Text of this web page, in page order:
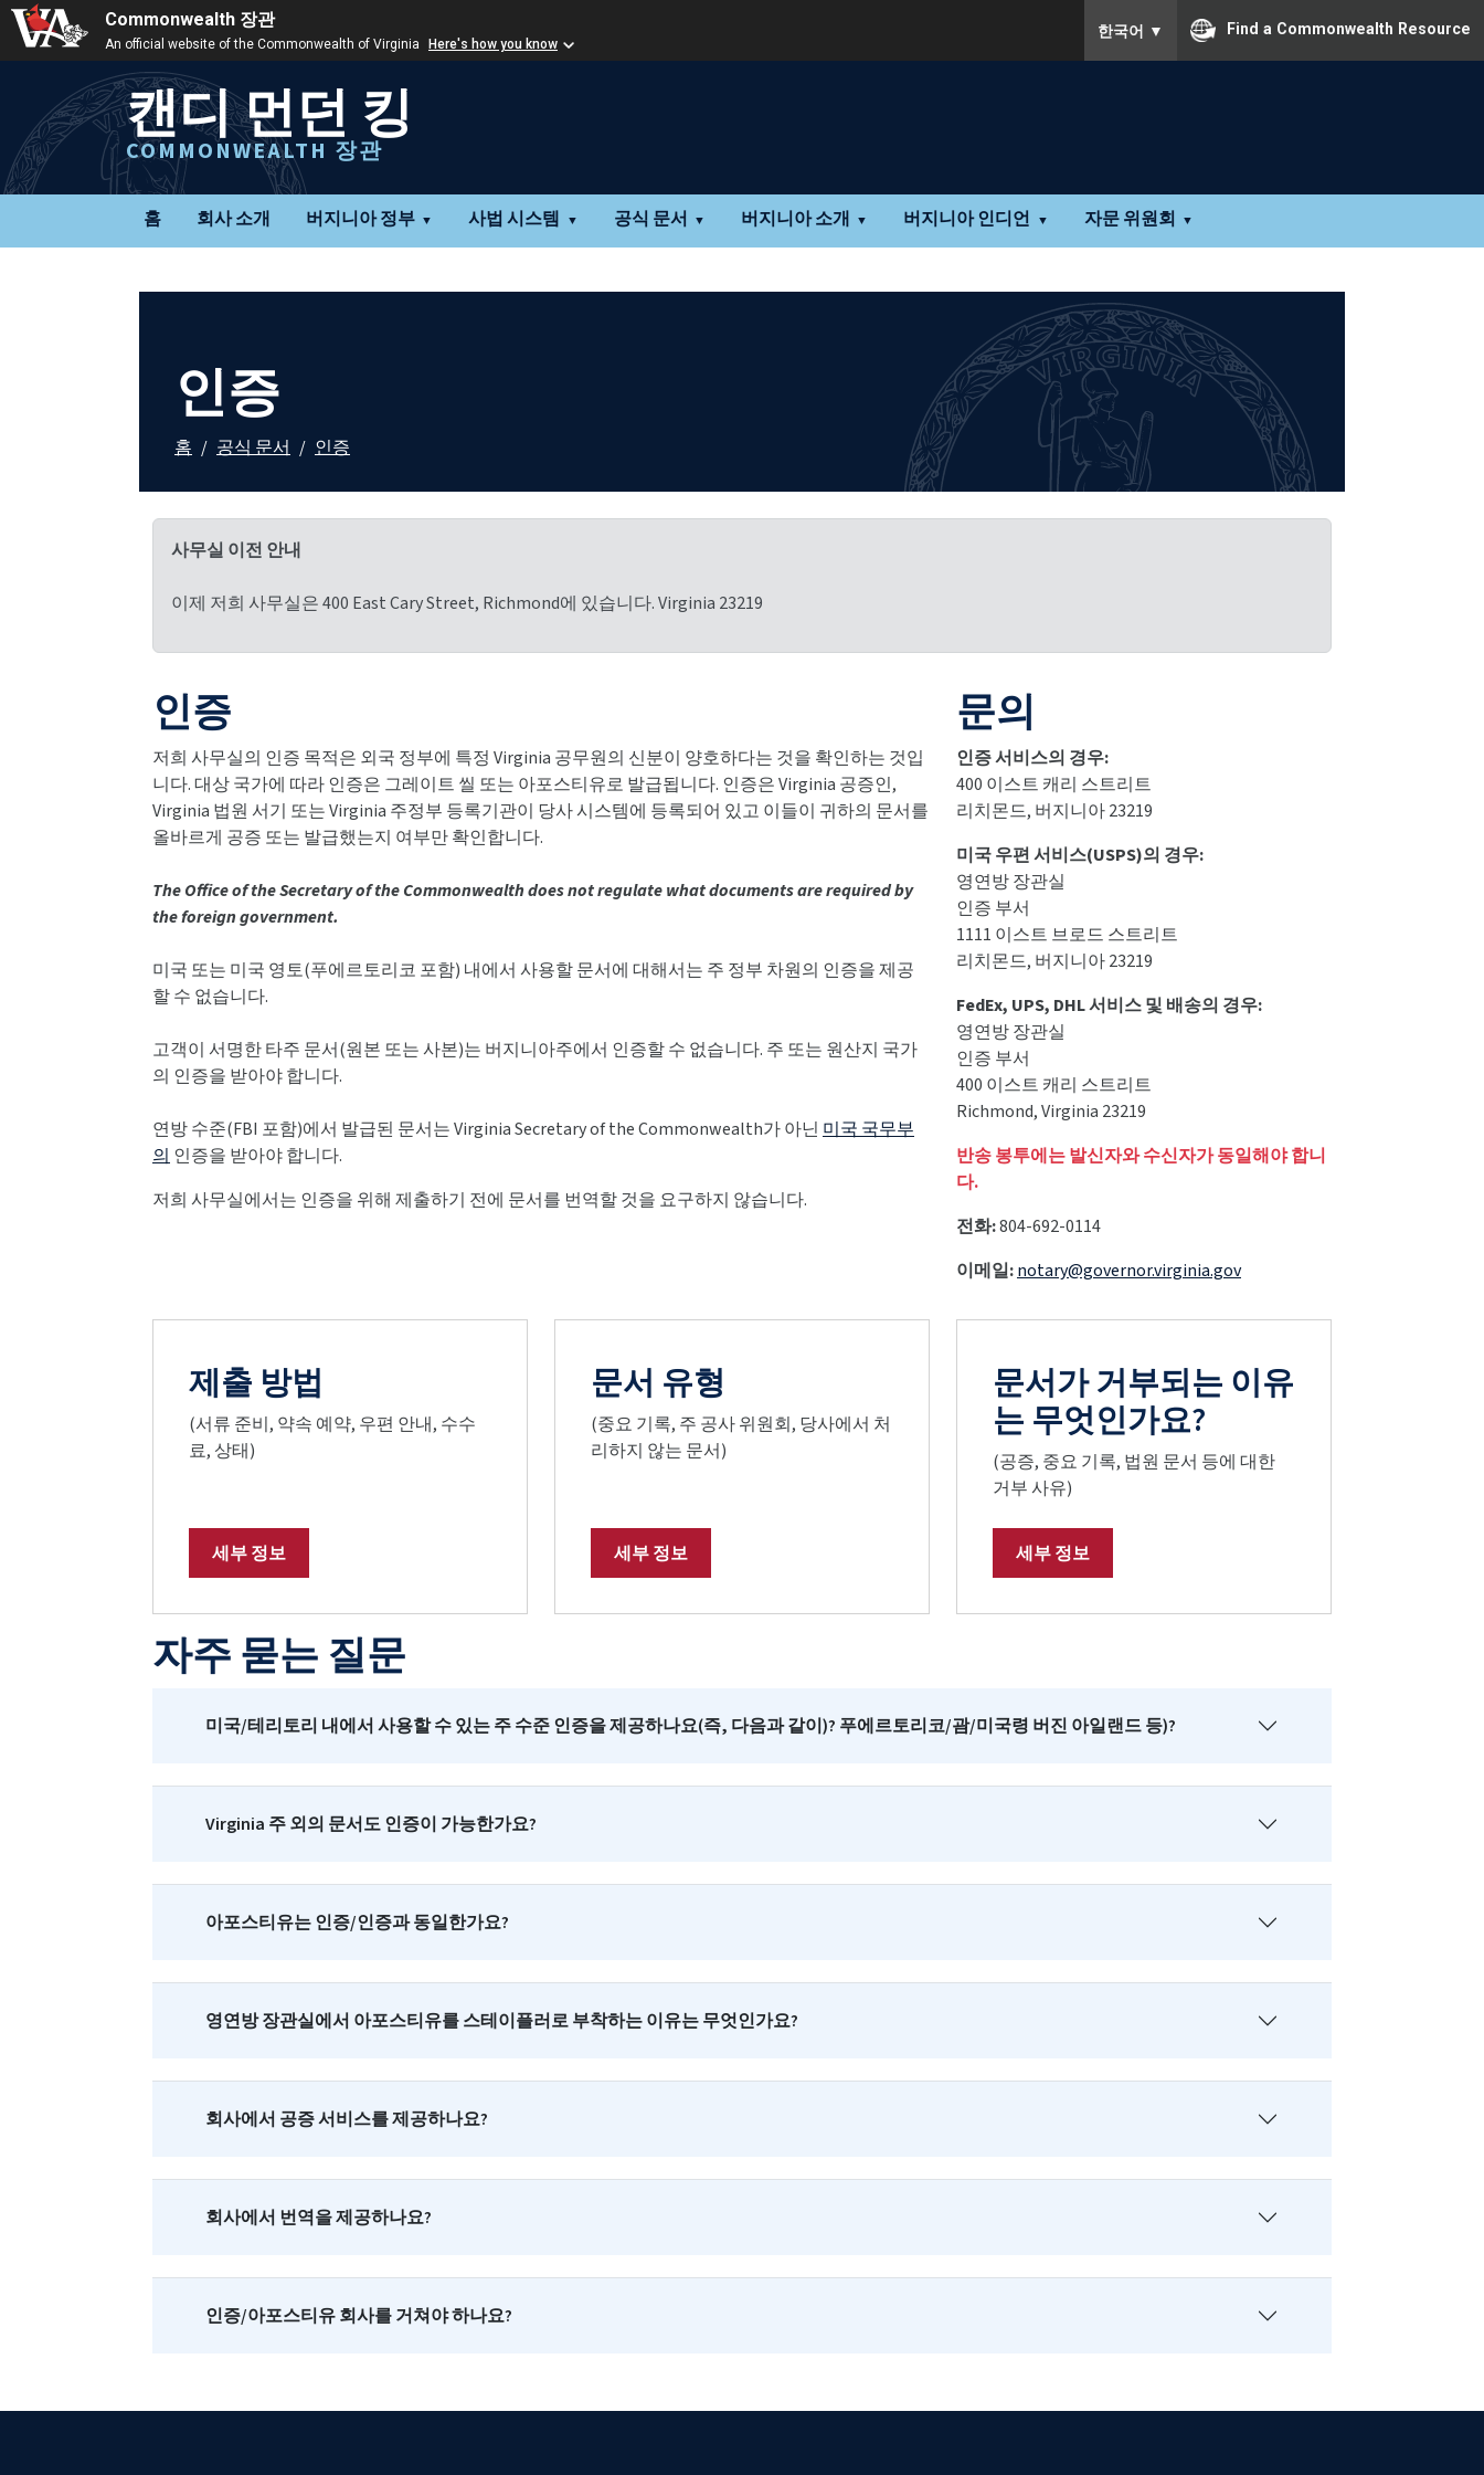
Commonwealth 장관
An official website of the Commonwealth of Virginia Here's how you know
한국어 ▼ Find a Commonwealth Resource
캔디 먼던 킹
COMMONWEALTH 장관
홈 회사 소개 버지니아 정부 사법 시스템 공식 문서 버지니아 소개 버지니아 인디언 자문 위원회
인증
홈 / 공식 문서 / 인증
사무실 이전 안내
이제 저희 사무실은 400 East Cary Street, Richmond에 있습니다. Virginia 23219
인증
저희 사무실의 인증 목적은 외국 정부에 특정 Virginia 공무원의 신분이 양호하다는 것을 확인하는 것입
니다. 대상 국가에 따라 인증은 그레이트 씰 또는 아포스티유로 발급됩니다. 인증은 Virginia 공증인,
Virginia 법원 서기 또는 Virginia 주정부 등록기관이 당사 시스템에 등록되어 있고 이들이 귀하의 문서를
올바르게 공증 또는 발급했는지 여부만 확인합니다.
The Office of the Secretary of the Commonwealth does not regulate what documents are required by
the foreign government.
미국 또는 미국 영토(푸에르토리코 포함) 내에서 사용할 문서에 대해서는 주 정부 차원의 인증을 제공
할 수 없습니다.
고객이 서명한 타주 문서(원본 또는 사본)는 버지니아주에서 인증할 수 없습니다. 주 또는 원산지 국가
의 인증을 받아야 합니다.
연방 수준(FBI 포함)에서 발급된 문서는 Virginia Secretary of the Commonwealth가 아닌 미국 국무부
의 인증을 받아야 합니다.
저희 사무실에서는 인증을 위해 제출하기 전에 문서를 번역할 것을 요구하지 않습니다.
문의
인증 서비스의 경우:
400 이스트 캐리 스트리트
리치몬드, 버지니아 23219
미국 우편 서비스(USPS)의 경우:
영연방 장관실
인증 부서
1111 이스트 브로드 스트리트
리치몬드, 버지니아 23219
FedEx, UPS, DHL 서비스 및 배송의 경우:
영연방 장관실
인증 부서
400 이스트 캐리 스트리트
Richmond, Virginia 23219
반송 봉투에는 발신자와 수신자가 동일해야 합니
다.
전화:804-692-0114
이메일:notary@governor.virginia.gov
제출 방법
(서류 준비, 약속 예약, 우편 안내, 수수
료, 상태)
세부 정보
문서 유형
(중요 기록, 주 공사 위원회, 당사에서 처
리하지 않는 문서)
세부 정보
문서가 거부되는 이유
는 무엇인가요?
(공증, 중요 기록, 법원 문서 등에 대한
거부 사유)
세부 정보
자주 묻는 질문
미국/테리토리 내에서 사용할 수 있는 주 수준 인증을 제공하나요(즉, 다음과 같이)? 푸에르토리코/괌/미국령 버진 아일랜드 등)?
Virginia 주 외의 문서도 인증이 가능한가요?
아포스티유는 인증/인증과 동일한가요?
영연방 장관실에서 아포스티유를 스테이플러로 부착하는 이유는 무엇인가요?
회사에서 공증 서비스를 제공하나요?
회사에서 번역을 제공하나요?
인증/아포스티유 회사를 거쳐야 하나요?